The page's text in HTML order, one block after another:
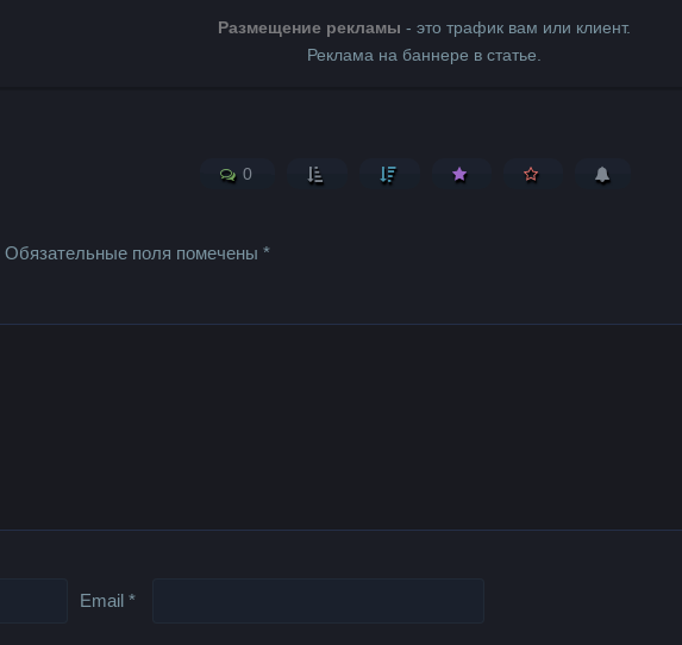
Размещение рекламы - это трафик вам или клиент.
Реклама на баннере в статье.
0
Обязательные поля помечены*
Email*